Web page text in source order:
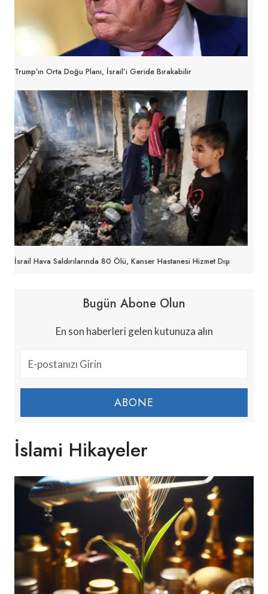
Trump’ın Orta Doğu Planı, İsrail’i Geride Bırakabilir
İsrail Hava Saldırılarında 80 Ölü, Kanser Hastanesi Hizmet Dışı
Bugün Abone Olun
En son haberleri gelen kutunuza alın
ABONE
İslami Hikayeler